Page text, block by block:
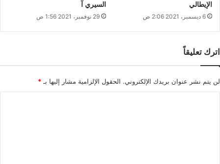
الإيطالي
6 ديسمبر، 2021 2:06 ص
السيري آ
29 نوفمبر، 2021 1:56 ص
اترك تعليقاً
لن يتم نشر عنوان بريدك الإلكتروني. الحقول الإلزامية مشار إليها بـ *